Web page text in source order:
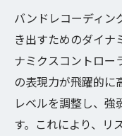
バンドレコーディン
き出すためのダイナ
ナミクスコントロー
の表現力が飛躍的に
レベルを調整し、強
す。これにより、リ